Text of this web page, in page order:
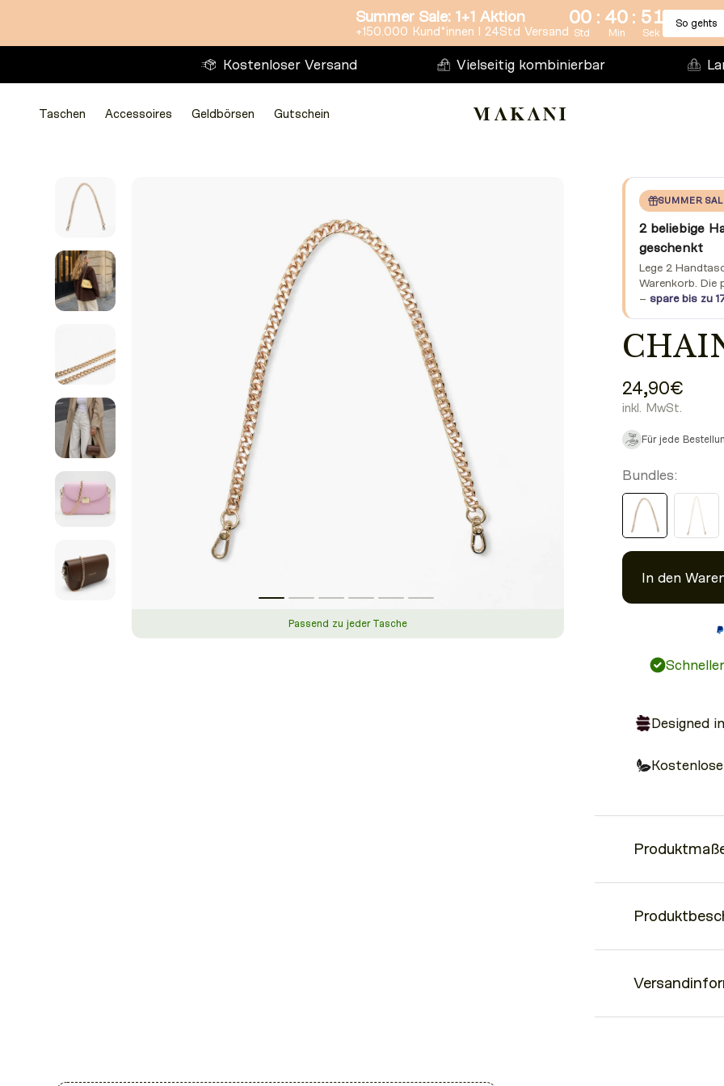
zum
Summer Sale: 1+1 Aktion
+150.000 Kund*innen l 24Std Versand
00 : 40 : 50
Std Min Sek
So gehts
Kostenloser Versand Vielseitig kombinierbar
Taschen
Accessoires
Geldbörsen
Gutschein
Produktinformationen
springen
Passend zu jeder Tasche
SUMMER
2 beliebige
geschenkt
Lege 2
Warenkorb.
– spare bis zu
24,90€
inkl. MwSt.
Für jede
Bundles:
In den
Designed
Perfektes Style
•60cm L - 1cm B
Der Chain Strap in
schicker sein darf.